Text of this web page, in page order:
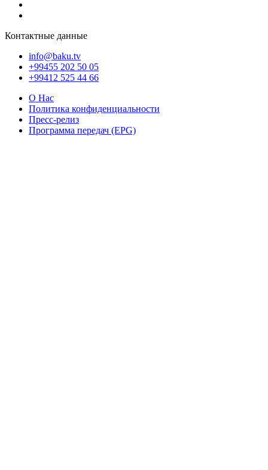
Контактные данные
info@baku.tv
+99455 202 50 05
+99412 525 44 66
О Нас
Политика конфиденциальности
Пресс-релиз
Программа передач (EPG)